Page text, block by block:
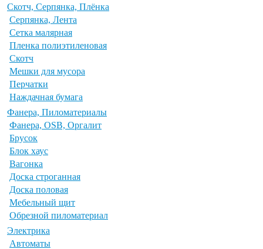
Скотч, Серпянка, Плёнка
Серпянка, Лента
Сетка малярная
Пленка полиэтиленовая
Скотч
Мешки для мусора
Перчатки
Наждачная бумага
Фанера, Пиломатериалы
Фанера, OSB, Оргалит
Брусок
Блок хаус
Вагонка
Доска строганная
Доска половая
Мебельный щит
Обрезной пиломатериал
Электрика
Автоматы